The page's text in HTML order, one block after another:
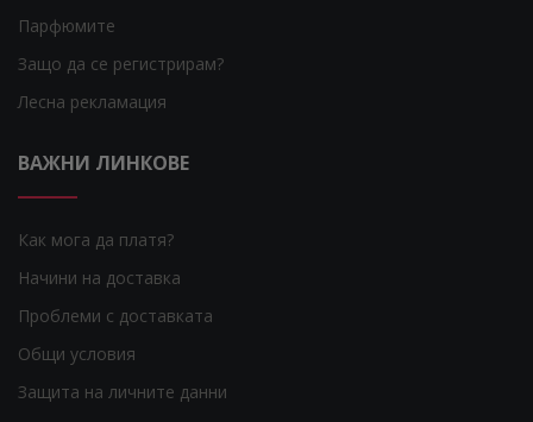
Парфюмите
Защо да се регистрирам?
Лесна рекламация
ВАЖНИ ЛИНКОВЕ
Как мога да платя?
Начини на доставка
Проблеми с доставката
Общи условия
Защита на личните данни